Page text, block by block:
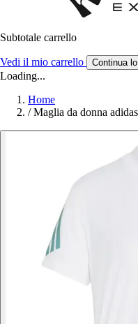
Subtotale carrello
Vedi il mio carrello Continua
Loading...
Home
/ Maglia da donna